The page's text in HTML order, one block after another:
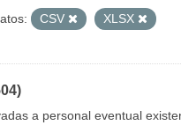
CSV XLSX
a personal eventual